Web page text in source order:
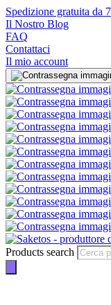
Spedizione gratuita da
Il Nostro Blog
FAQ
Contattaci
Il mio account
Products search